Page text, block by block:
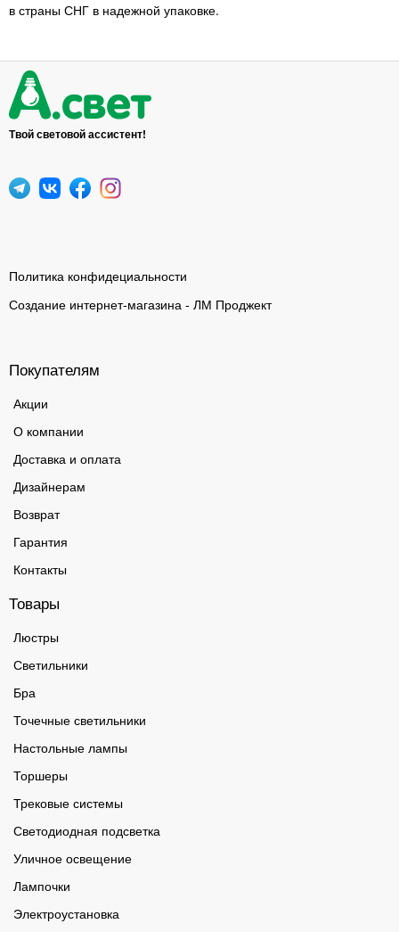
в страны СНГ в надежной упаковке.
Твой световой ассистент!
Политика конфидециальности
Создание интернет-магазина - ЛМ Проджект
Покупателям
Акции
О компании
Доставка и оплата
Дизайнерам
Возврат
Гарантия
Контакты
Товары
Люстры
Светильники
Бра
Точечные светильники
Настольные лампы
Торшеры
Трековые системы
Светодиодная подсветка
Уличное освещение
Лампочки
Электроустановка